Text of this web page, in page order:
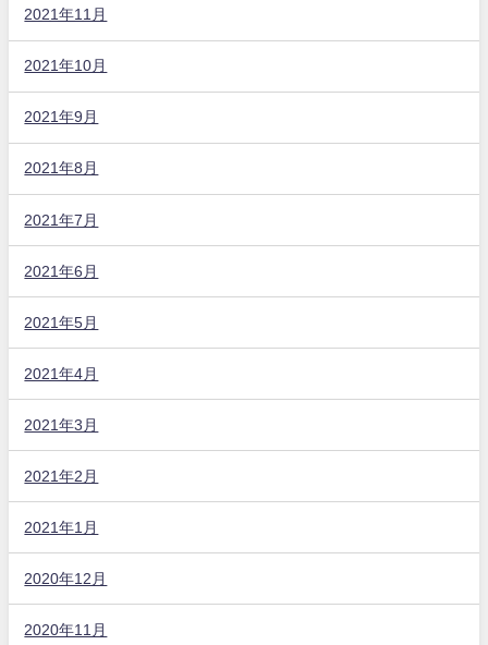
2021年11月
2021年10月
2021年9月
2021年8月
2021年7月
2021年6月
2021年5月
2021年4月
2021年3月
2021年2月
2021年1月
2020年12月
2020年11月